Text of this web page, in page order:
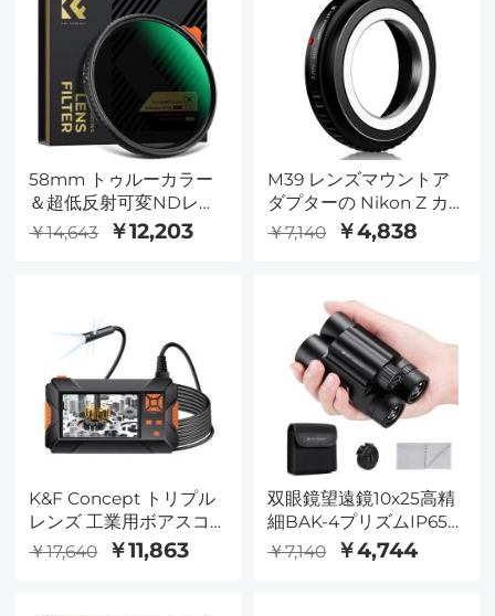
58mm トゥルーカラー
＆超低反射可変NDレン
ズフィルター、ND2-
カメラレンズ用 - Nano-
Xシリーズ
￥14,643 ￥12,203
M39 レンズマウントア
ダプターの Nikon Z カ
メラ
￥7,140 ￥4,838
K&F Concept トリプル
レンズ 工業用ボアスコ
ープ、4.3 インチ スクリ
ーン ボアスコープ検査
￥17,640 ￥11,863
双眼鏡望遠鏡10x25高精
細BAK-4プリズムIP65防
水
￥7,140 ￥4,744